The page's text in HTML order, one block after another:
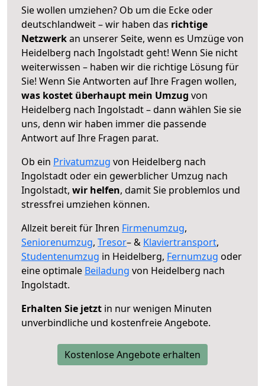
Sie wollen umziehen? Ob um die Ecke oder
deutschlandweit – wir haben das richtige
Netzwerkan unserer Seite, wenn es Umzüge von
Heidelberg nach Ingolstadt geht! Wenn Sie nicht
weiterwissen – haben wir die richtige Lösung für
Sie! Wenn Sie Antworten auf Ihre Fragen wollen,
was kostet überhaupt mein Umzug von
Heidelberg nach Ingolstadt – dann wählen Sie sie
uns, denn wir haben immer die passende
Antwort auf Ihre Fragen parat.
Ob ein Privatumzug von Heidelberg nach
Ingolstadt oder ein gewerblicher Umzug nach
Ingolstadt, wir helfen, damit Sie problemlos und
stressfrei umziehen können.
Allzeit bereit für Ihren Firmenumzug,
Seniorenumzug, Tresor– & Klaviertransport,
Studentenumzug in Heidelberg, Fernumzug oder
eine optimale Beiladung von Heidelberg nach
Ingolstadt.
Erhalten Sie jetzt in nur wenigen Minuten
unverbindliche und kostenfreie Angebote.
Kostenlose Angebote erhalten